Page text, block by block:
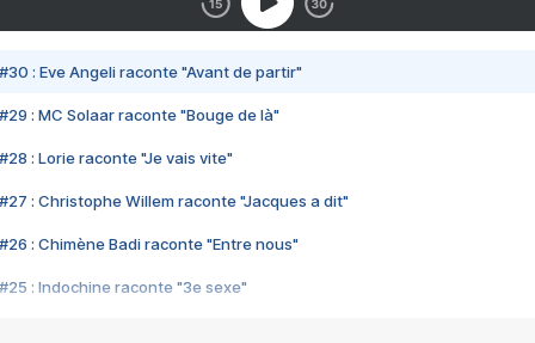
#30 : Eve Angeli raconte "Avant de partir"
#29 : MC Solaar raconte "Bouge de là"
#28 : Lorie raconte "Je vais vite"
#27 : Christophe Willem raconte "Jacques a dit"
#26 : Chimène Badi raconte "Entre nous"
#25 : Indochine raconte "3e sexe"